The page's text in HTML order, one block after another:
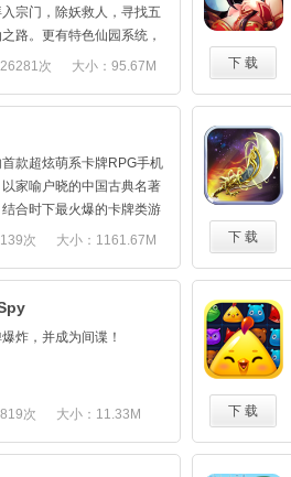
通关。其中蜘蛛侠的种类
蛛侠等，而不同蜘蛛侠所
将成为游戏特色之一。而
，有绿魔、秃鹰以及电光
荡，体验全新的情景冒险！
启了空间传送门，召集了
不同的空间并将其摧毁——
幸，各路蜘蛛侠也齐集一
危机 2）震撼登场！危机 3
般的跑酷游戏！和超级反派
爬墙壁、完成高空跳跃！
宗门，除妖救人，寻找五
路。更有特色仙园系统，
。最终获取所向披靡，威
次 大小：95.67M 下 载
首款超炫萌系卡牌RPG手机
家喻户晓的中国古典名著
结合时下最火爆的卡牌类游
群雄逐鹿，豪杰辈出的三
次 大小：1161.67M 下 载
炸，并成为间谍！
次 大小：11.33M 下 载